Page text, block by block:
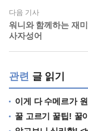
다음 기사
워니와 함께하는 재
사자성어
관련 글 읽기
이게 다 수메르가 원
꿀 고르기 꿀팁! 꿀